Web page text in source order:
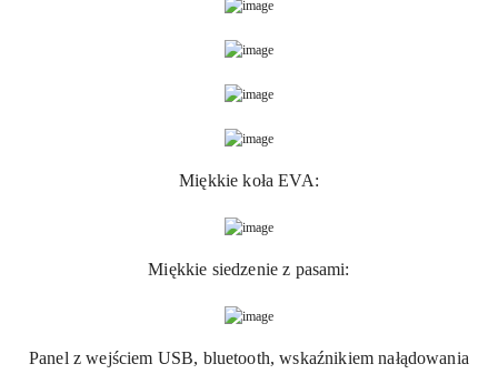
Miękkie koła EVA:
Miękkie siedzenie z pasami:
Panel z wejściem USB, bluetooth, wskaźnikiem nałądowania